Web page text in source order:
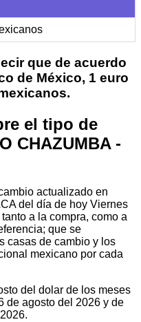
que de acuerdo
de México, 1 euro
el tipo de
CHAZUMBA -
actualizado en
del día de hoy Viernes
a la compra, como a
que se
casas de cambio y los
mexicano por cada
del dolar de los meses
de agosto del 2026 y de